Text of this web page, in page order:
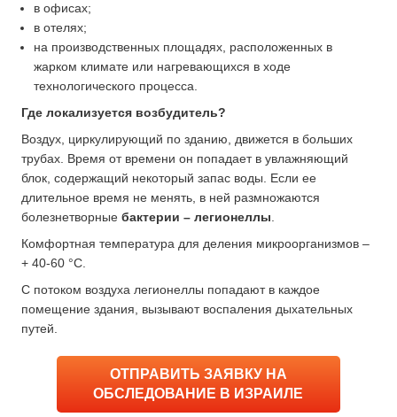
в офисах;
в отелях;
на производственных площадях, расположенных в
жарком климате или нагревающихся в ходе
технологического процесса.
Где локализуется возбудитель?
Воздух, циркулирующий по зданию, движется в больших
трубах. Время от времени он попадает в увлажняющий
блок, содержащий некоторый запас воды. Если ее
длительное время не менять, в ней размножаются
болезнетворные бактерии – легионеллы
Комфортная температура для деления микроорганизмов –
+ 40-60 °C.
С потоком воздуха легионеллы попадают в каждое
помещение здания, вызывают воспаления дыхательных
путей.
ОТПРАВИТЬ ЗАЯВКУ НА
ОБСЛЕДОВАНИЕ В ИЗРАИЛЕ